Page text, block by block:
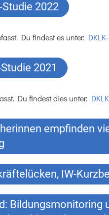
2022
Du findest es unter:
2021
Du findest dies unter:
empfinden
IW-
Bildungsmonitoring